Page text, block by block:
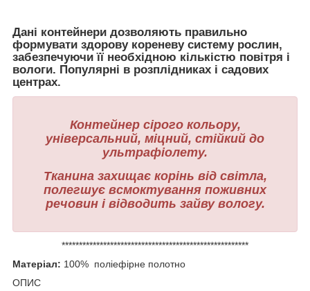
Дані контейнери дозволяють правильно
формувати здорову кореневу систему рослин,
забезпечуючи її необхідною кількістю повітря і
вологи. Популярні в розплідниках і садових
центрах.
Контейнер сірого кольору,
універсальний, міцний, стійкий до
ультрафіолету.
Тканина захищає корінь від світла,
полегшує всмоктування поживних
речовин і відводить зайву вологу.
******************************************************
Матеріал: 100% поліефірне полотно
ОПИС